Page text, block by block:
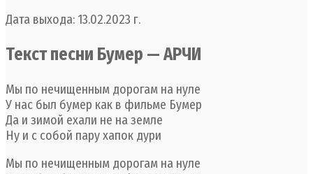
Дата выхода: 13.02.2023 г.
Текст песни Бумер — АРЧИ
Мы по нечищенным дорогам на нуле
У нас был бумер как в фильме Бумер
Да и зимой ехали не на земле
Ну и с собой пару хапок дури
Мы по нечищенным дорогам на нуле